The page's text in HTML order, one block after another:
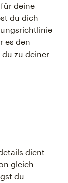
deine
du dich
es den
zu deiner
dient
gleich
du